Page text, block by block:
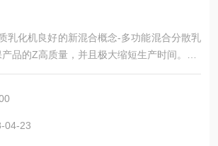
乳化机良好的新混合概念-多功能混合分散乳
品的Z高质量，并且极大缩短生产时间。
2级设计，拥有更多的功能和灵活性。
04-23